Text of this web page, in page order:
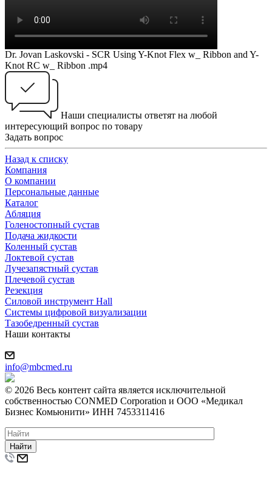
Dr. Jovan Laskovski - SCR Using Y-Knot Flex w_ Ribbon and Y-
Knot RC w_ Ribbon .mp4
Наши специалисты ответят на любой
интересующий вопрос по товару
Задать вопрос
Назад к списку
Компания
О компании
Персональные данные
Каталог
Абляция
Голеностопный сустав
Подача жидкости
Коленный сустав
Локтевой сустав
Лучезапястный сустав
Плечевой сустав
Резекция
Силовой инструмент Hall
Системы цифровой визуализации
Тазобедренный сустав
Наши контакты
info@mbcmed.ru
© 2026 Весь контент сайта является исключительной
собственностью CONMED Corporation и ООО «Медикал
Бизнес Комьюнити» ИНН 7453311416
Найти